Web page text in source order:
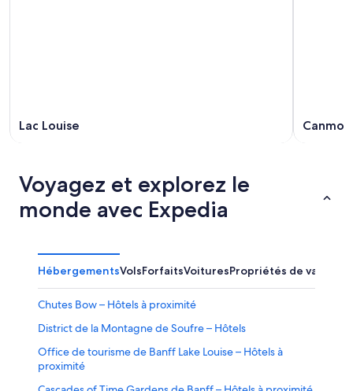
Lac Louise
Voyagez et explorez le
monde avec Expedia
HébergementsVolsForfaitsVoituresPropriétés de
Chutes Bow – Hôtels à proximité
District de la Montagne de Soufre – Hôtels
Office de tourisme de Banff Lake Louise – Hôtels à
proximité